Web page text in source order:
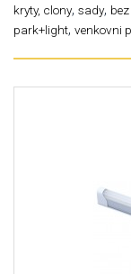
kryty, clony, sady,
park+light, venkovni